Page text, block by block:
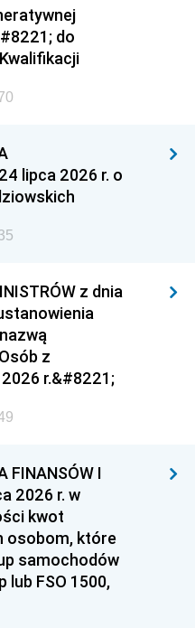
do
lipca 2026 r. o
z dnia
z
r.&#8221;
FINANSÓW I
2026 r. w
kwot
osobom, które
samochodów
lub FSO 1500,